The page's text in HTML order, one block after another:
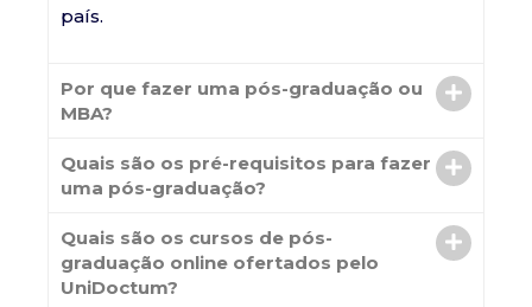
país.
Por que fazer uma pós-graduação ou
MBA?
Quais são os pré-requisitos para fazer
uma pós-graduação?
Quais são os cursos de pós-
graduação online ofertados pelo
UniDoctum?